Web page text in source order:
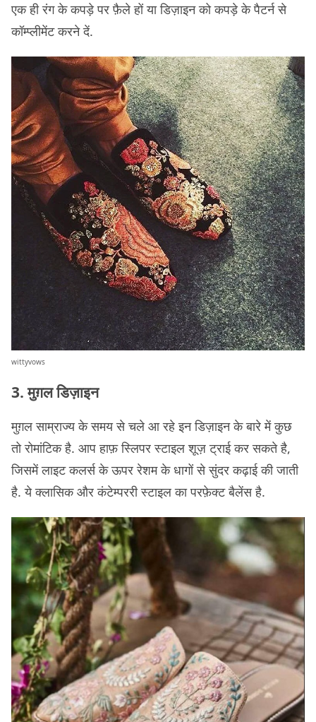
एक ही रंग के कपड़े पर फ़ैले हों या डिज़ाइन को कपड़े के पैटर्न से
कॉम्प्लीमेंट करने दें.
wittyvows
3. मुग़ल डिज़ाइन
मुग़ल साम्राज्य के समय से चले आ रहे इन डिज़ाइन के बारे में कुछ
तो रोमांटिक है. आप हाफ़ स्लिपर स्टाइल शूज़ ट्राई कर सकते है,
जिसमें लाइट कलर्स के ऊपर रेशम के धागों से सुंदर कढ़ाई की जाती
है. ये क्लासिक और कंटेम्पररी स्टाइल का परफ़ेक्ट बैलेंस है.